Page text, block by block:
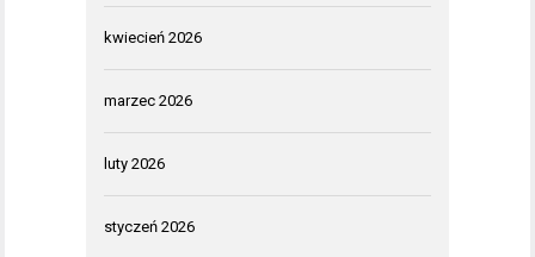
kwiecień 2026
marzec 2026
luty 2026
styczeń 2026